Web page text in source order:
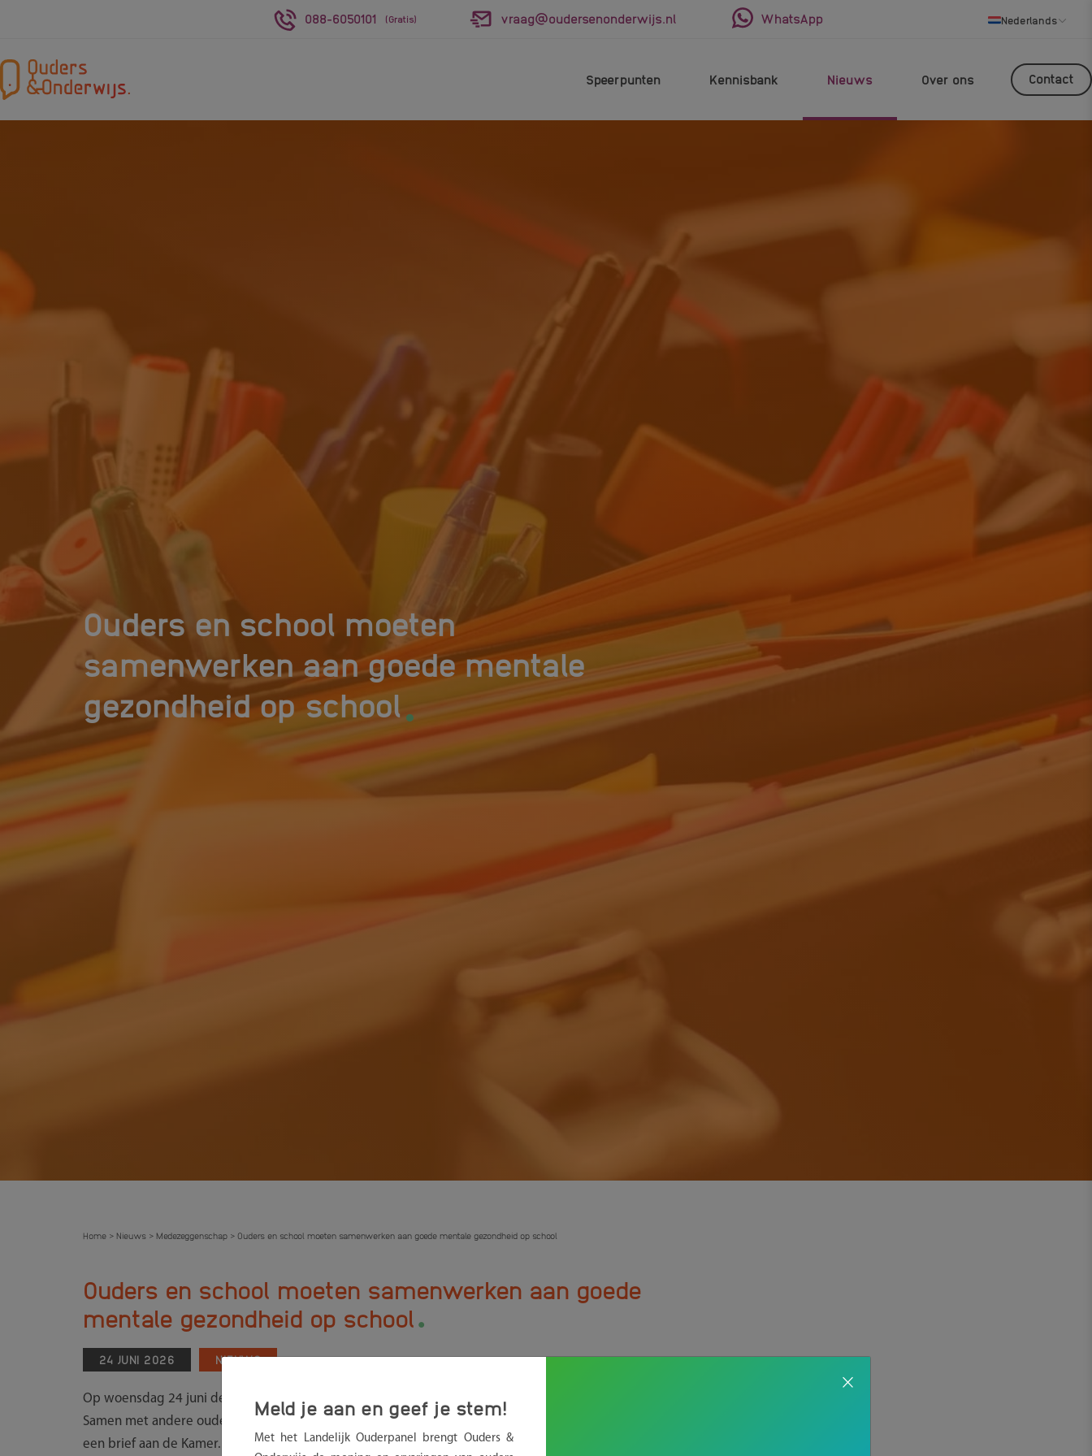
088-6050101 (Gratis) vraag@oudersenonderwijs.nl WhatsApp Nederlands
Speerpunten Kennisbank Nieuws Over ons Contact
Ouders en school moeten
samenwerken aan goede mentale
gezondheid op school.
Home > Nieuws > Medezeggenschap > Ouders en school moeten samenwerken aan goede mentale gezondheid op school
Ouders en school moeten samenwerken aan goede
mentale gezondheid op school.
24 JUNI 2026 NIEUWS
Op woensdag 24 juni debatteert de Tweede Kamer over de mentale gezondheid van scholieren en studenten.
Samen met andere ouderorganisaties hebben wij input gegeven en onze zorgen en aanbevelingen gedeeld in
een brief aan de Kamer.
Meld je aan en geef je stem!
Met het Landelijk Ouderpanel brengt Ouders &